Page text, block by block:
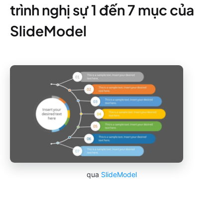
trình nghị sự 1 đến 7 mục của
SlideModel
qua SlideModel